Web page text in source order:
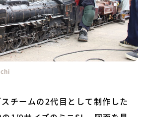
チームの2代目として制作した